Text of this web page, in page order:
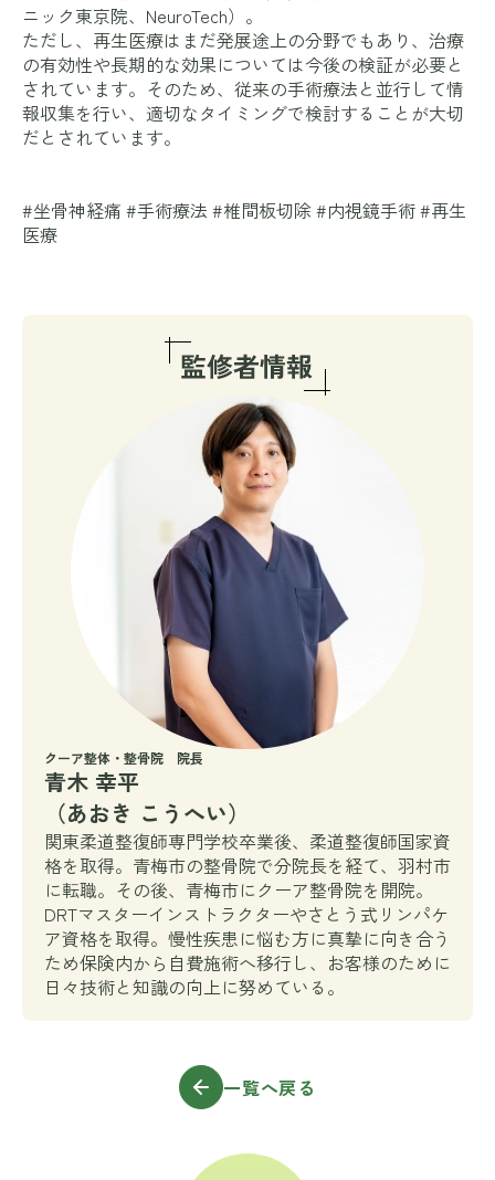
ニック東京院、 NeuroTech）。
ただし、再生医療はまだ発展途上の分野でもあり、治療
の有効性や長期的な効果については今後の検証が必要と
されています。そのため、従来の手術療法と並行して情
報収集を行い、適切なタイミングで検討することが大切
だとされています。
#坐骨神経痛 #手術療法 #椎間板切除 #内視鏡手術 #再生
医療
クーア整体・整骨院 院長
青木 幸平
（あおき こうへい）
関東柔道整復師専門学校卒業後、柔道整復師国家資
格を取得。青梅市の整骨院で分院長を経て、羽村市
に転職。その後、青梅市にクーア整骨院を開院。
DRTマスターインストラクターやさとう式リンパケ
ア資格を取得。慢性疾患に悩む方に真摯に向き合う
ため保険内から自費施術へ移行し、お客様のために
日々技術と知識の向上に努めている。
一覧へ戻る